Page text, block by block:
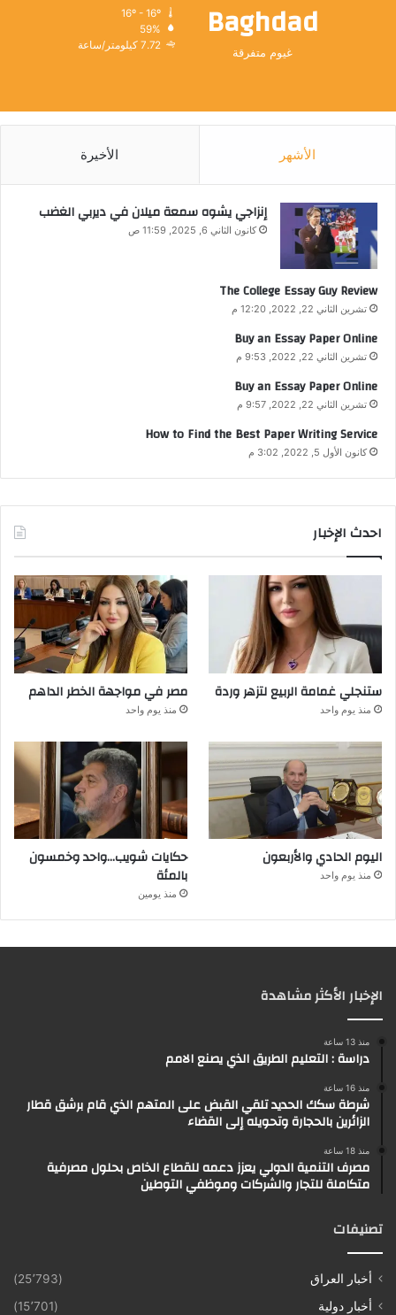
Baghdad
غيوم متفرقة
59%
7.72 كيلومتر/ساعة
الأشهر الأخيرة
إنزاجي يشوه سمعة ميلان في ديربي الغضب
كانون الثاني 6, 2025, 11:59 ص
The College Essay Guy Review
تشرين الثاني 22, 2022, 12:20 م
Buy an Essay Paper Online
تشرين الثاني 22, 2022, 9:53 م
Buy an Essay Paper Online
تشرين الثاني 22, 2022, 9:57 م
How to Find the Best Paper Writing Service
كانون الأول 5, 2022, 3:02 م
احدث الإخبار
ستنجلي غمامة الربيع لتزهر وردة
منذ يوم واحد
مصر في مواجهة الخطر الداهم
منذ يوم واحد
اليوم الحادي والأربعون
منذ يوم واحد
حكايات شويب…واحد وخمسون
بالمئة
منذ يومين
الإخبار الأكثر مشاهدة
منذ 13 ساعة
دراسة : التعليم الطريق الذي يصنع الامم
منذ 16 ساعة
شرطة سكك الحديد تلقي القبض على المتهم الذي قام برشق قطار
الزائرين بالحجارة وتحويله إلى القضاء
منذ 18 ساعة
مصرف التنمية الدولي يعزز دعمه للقطاع الخاص بحلول مصرفية
متكاملة للتجار والشركات وموظفي التوطين
تصنيفات
أخبار العراق
(25٬793)
أخبار دولية
(15٬701)